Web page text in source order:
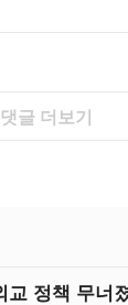
댓글 더보기